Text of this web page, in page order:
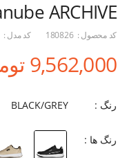
ARCHIVE
کد محصول : 180826 کد مدل :
9,562,000 تومان
رنگ : BLACK/GREY
رنگ ها :